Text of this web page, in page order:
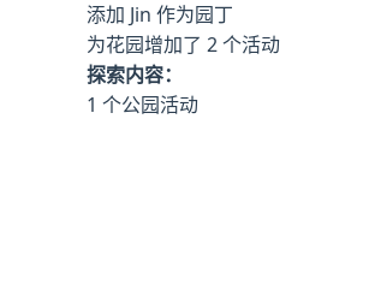
添加 Jin 作为园丁
为花园增加了 2 个活动
探索内容：
1 个公园活动